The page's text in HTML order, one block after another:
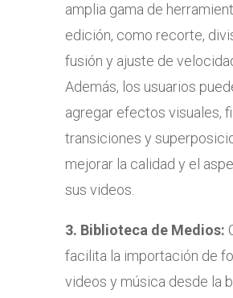
amplia gama de
edición, como recorte,
fusión y ajuste de
Además, los usuarios
agregar efectos visuales,
transiciones y
mejorar la calidad y el
sus videos.
3. Biblioteca de Medios:
facilita la importación de
videos y música desde la